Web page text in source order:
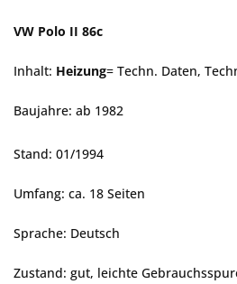
VW Polo II 86c
Inhalt: Heizung= Techn. Daten,
Baujahre: ab 1982
Stand: 01/1994
Umfang: ca. 18 Seiten
Sprache: Deutsch
Zustand: gut, leichte